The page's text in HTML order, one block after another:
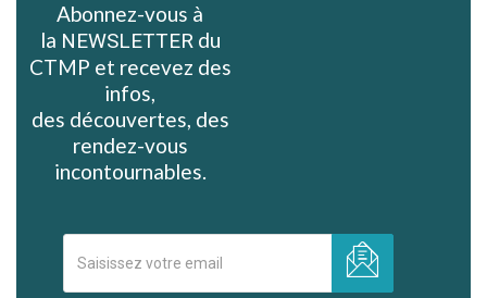
Abonnez-vous à
la NEWSLETTER du
CTMP et recevez des
infos,
des découvertes, des
rendez-vous
incontournables.